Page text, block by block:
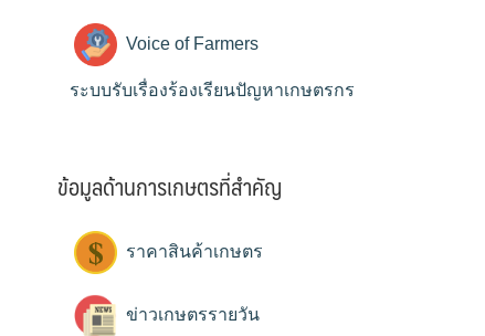
Voice of Farmers
ระบบรับเรื่องร้องเรียนปัญหาเกษตรกร
ข้อมูลด้านการเกษตรที่สำคัญ
ราคาสินค้าเกษตร
ข่าวเกษตรรายวัน